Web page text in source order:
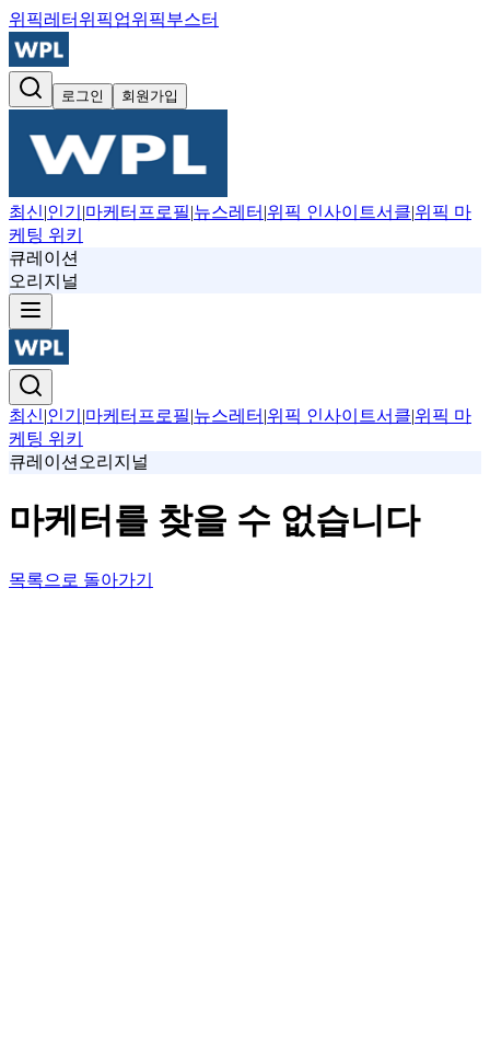
위픽레터 위픽업위픽부스터
로그인 회원가입
최신|인기 |마케터프로필|뉴스레터 |위픽 인사이트서클|위픽 마
케팅 위키
큐레이션
오리지널
최신|인기 |마케터프로필|뉴스레터 |위픽 인사이트서클|위픽 마
케팅 위키
큐레이션 오리지널
마케터를 찾을 수 없습니다
목록으로 돌아가기